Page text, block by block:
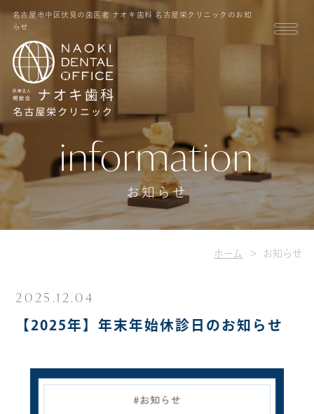
名古屋市中区伏見の歯医者 ナオキ歯科 名古屋栄クリニックのお知
らせ
information
お知らせ
ホーム お知らせ
2025.12.04
【2025年】年末年始休診日のお知らせ